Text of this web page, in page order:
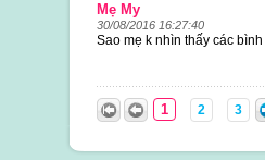
Mẹ My
30/08/2016 16:27:40
Sao mẹ k nhìn thấy các
1 2 3